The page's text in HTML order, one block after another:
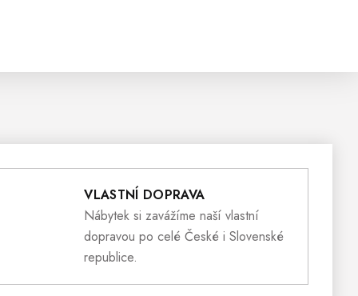
VLASTNÍ DOPRAVA
Nábytek si zavážíme naší vlastní
dopravou po celé České i Slovenské
republice.